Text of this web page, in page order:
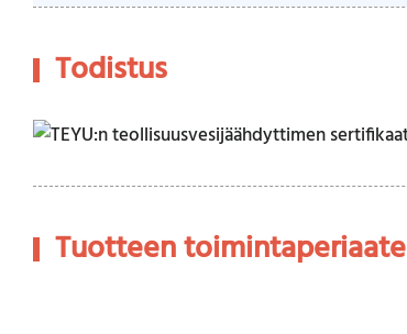
Todistus
Tuotteen toimintaperiaate